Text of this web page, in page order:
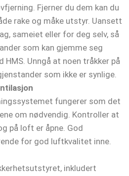
Fjerner du dem kan du
rake og måke utstyr. Uansett
sameiet eller for deg selv, så
som kan gjemme seg
HMS. Unngå at noen tråkker på
som ikke er synlige.
fungerer som det
om nødvendig. Kontroller at
på loft er åpne. God
for god luftkvalitet inne.
inkludert